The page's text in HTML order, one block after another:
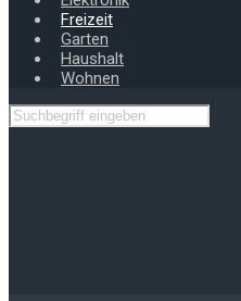
Freizeit
Garten
Haushalt
Wohnen